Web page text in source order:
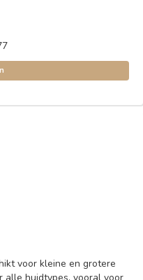
voor kleine en grotere